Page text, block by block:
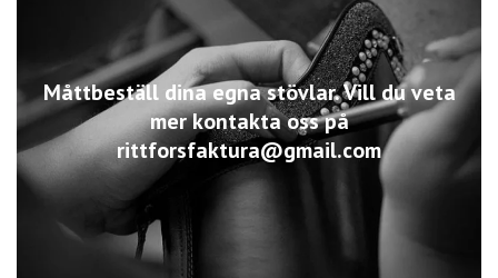
Måttbeställ dina egna stövlar. Vill du veta
mer kontakta oss på
rittforsfaktura@gmail.com